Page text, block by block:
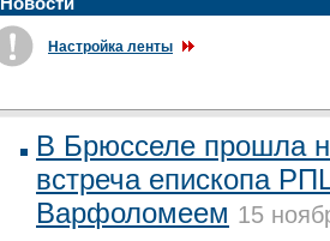
Настройка ленты
В Брюсселе прошла
встреча епископа
Варфоломеем 15